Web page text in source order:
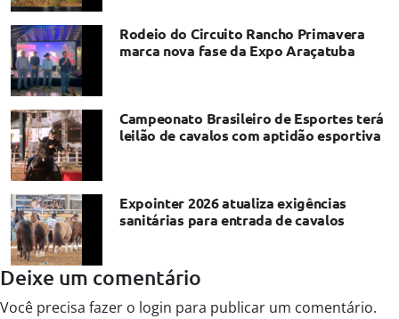
Rodeio do Circuito Rancho Primavera
marca nova fase da Expo Araçatuba
Campeonato Brasileiro de Esportes terá
leilão de cavalos com aptidão esportiva
Expointer 2026 atualiza exigências
sanitárias para entrada de cavalos
Deixe um comentário
Você precisa fazer o login para publicar um comentário.